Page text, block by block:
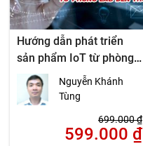
Hướng dẫn phát triển
sản phẩm IoT từ phòng
Lab đến thương mại
Nguyễn Khánh
Tùng
699.000₫
599.000 ₫